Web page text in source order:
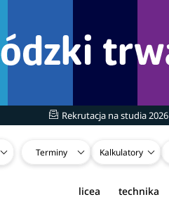
Rekrutacja na studia 2026
Terminy Kalkulatory
technika
licea